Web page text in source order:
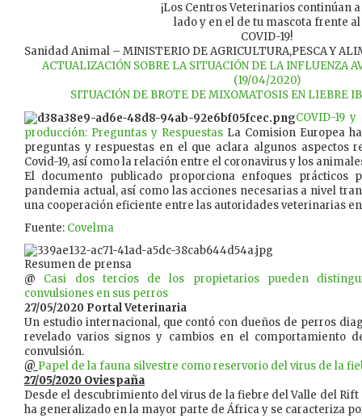
¡Los Centros Veterinarios continúan
lado y en el de tu mascota frente al
COVID-19!
Sanidad Animal – MINISTERIO DE AGRICULTURA,PESCA Y
ACTUALIZACIÓN SOBRE LA SITUACIÓN DE LA INFLUENZA
(19/04/2020)
SITUACIÓN DE BROTE DE MIXOMATOSIS EN LIEBRE
COVID-19
producción: Preguntas y Respuestas La Comision Europea
preguntas y respuestas en el que aclara algunos aspectos
Covid-19, así como la relación entre el coronavirus y los
El documento publicado proporciona enfoques
pandemia actual, así como las acciones necesarias a nivel
una cooperación eficiente entre las autoridades veterinarias
Fuente: Covelma
Resumen de prensa
@ Casi dos tercios de los propietarios pueden
convulsiones en sus perros
27/05/2020 Portal Veterinaria
Un estudio internacional, que contó con dueños de perros
revelado varios signos y cambios en el comportamiento
convulsión.
@ Papel de la fauna silvestre como reservorio del virus de la
27/05/2020 Oviespaña
Desde el descubrimiento del virus de la fiebre del Valle del Rift
ha generalizado en la mayor parte de África y se caracteriza